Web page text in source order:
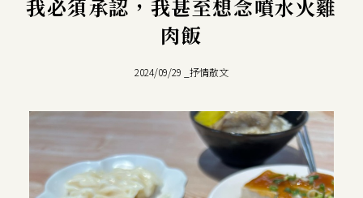
我必須承認，我甚至想念噴水火雞
肉飯
2024/09/29 抒情散文